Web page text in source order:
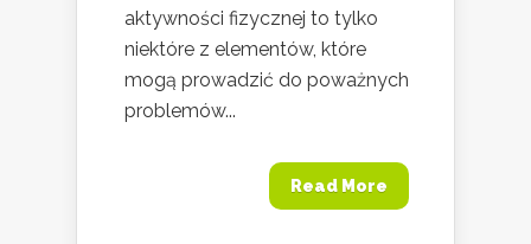
aktywności fizycznej to tylko
niektóre z elementów, które
mogą prowadzić do poważnych
problemów...
Read More